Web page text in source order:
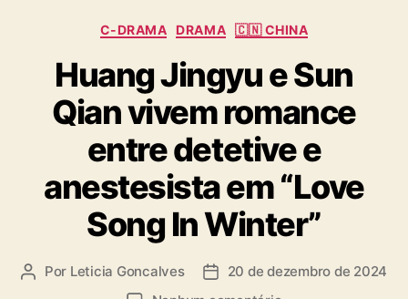
C
t
e
g
o
r
i
a
s
C-DRAMA DRAMA 🇨🇳 CHINA
Huang Jingyu e Sun
Qian vivem romance
entre detetive e
anestesista em “Love
Song In Winter”
A Por Leticia Goncalves
D 20 de dezembro de 2024